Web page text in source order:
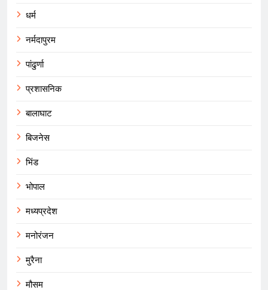
धर्म
नर्मदापुरम
पांढुर्णा
प्रशासनिक
बालाघाट
बिजनेस
भिंड
भोपाल
मध्यप्रदेश
मनोरंजन
मुरैना
मौसम